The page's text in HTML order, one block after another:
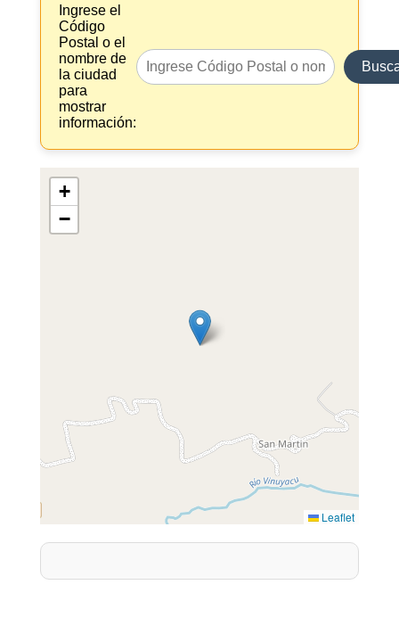
Ingrese el
Código
Postal o el
nombre de
la ciudad
para
mostrar
información:
+
−
Leaflet